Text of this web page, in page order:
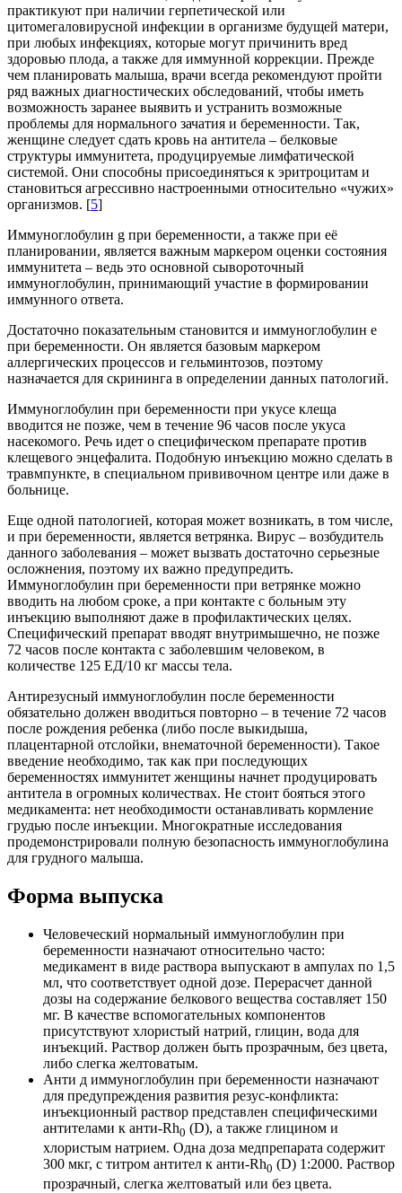
практикуют при наличии герпетической или
цитомегаловирусной инфекции в организме будущей матери,
при любых инфекциях, которые могут причинить вред
здоровью плода, а также для иммунной коррекции. Прежде
чем планировать малыша, врачи всегда рекомендуют пройти
ряд важных диагностических обследований, чтобы иметь
возможность заранее выявить и устранить возможные
проблемы для нормального зачатия и беременности. Так,
женщине следует сдать кровь на антитела – белковые
структуры иммунитета, продуцируемые лимфатической
системой. Они способны присоединяться к эритроцитам и
становиться агрессивно настроенными относительно «чужих»
организмов. [5]
Иммуноглобулин g при беременности, а также при её
планировании, является важным маркером оценки состояния
иммунитета – ведь это основной сывороточный
иммуноглобулин, принимающий участие в формировании
иммунного ответа.
Достаточно показательным становится и иммуноглобулин e
при беременности. Он является базовым маркером
аллергических процессов и гельминтозов, поэтому
назначается для скрининга в определении данных патологий.
Иммуноглобулин при беременности при укусе клеща
вводится не позже, чем в течение 96 часов после укуса
насекомого. Речь идет о специфическом препарате против
клещевого энцефалита. Подобную инъекцию можно сделать в
травмпункте, в специальном прививочном центре или даже в
больнице.
Еще одной патологией, которая может возникать, в том числе,
и при беременности, является ветрянка. Вирус – возбудитель
данного заболевания – может вызвать достаточно серьезные
осложнения, поэтому их важно предупредить.
Иммуноглобулин при беременности при ветрянке можно
вводить на любом сроке, а при контакте с больным эту
инъекцию выполняют даже в профилактических целях.
Специфический препарат вводят внутримышечно, не позже
72 часов после контакта с заболевшим человеком, в
количестве 125 ЕД/10 кг массы тела.
Антирезусный иммуноглобулин после беременности
обязательно должен вводиться повторно – в течение 72 часов
после рождения ребенка (либо после выкидыша,
плацентарной отслойки, внематочной беременности). Такое
введение необходимо, так как при последующих
беременностях иммунитет женщины начнет продуцировать
антитела в огромных количествах. Не стоит бояться этого
медикамента: нет необходимости останавливать кормление
грудью после инъекции. Многократные исследования
продемонстрировали полную безопасность иммуноглобулина
для грудного малыша.
Форма выпуска
Человеческий нормальный иммуноглобулин при
беременности назначают относительно часто:
медикамент в виде раствора выпускают в ампулах по 1,5
мл, что соответствует одной дозе. Перерасчет данной
дозы на содержание белкового вещества составляет 150
мг. В качестве вспомогательных компонентов
присутствуют хлористый натрий, глицин, вода для
инъекций. Раствор должен быть прозрачным, без цвета,
либо слегка желтоватым.
Анти д иммуноглобулин при беременности назначают
для предупреждения развития резус-конфликта:
инъекционный раствор представлен специфическими
антителами к анти-Rh0 (D), а также глицином и
хлористым натрием. Одна доза медпрепарата содержит
300 мкг, с титром антител к анти-Rh0 (D) 1:2000. Раствор
прозрачный, слегка желтоватый или без цвета.